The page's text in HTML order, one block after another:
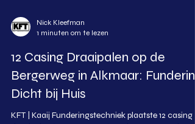
1 minuten om te lezen
12 Casing Draaipalen op de
Bergerweg in Alkmaar: Fundering
Dicht bij Huis